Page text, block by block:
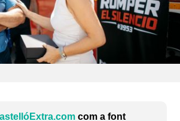
com a font